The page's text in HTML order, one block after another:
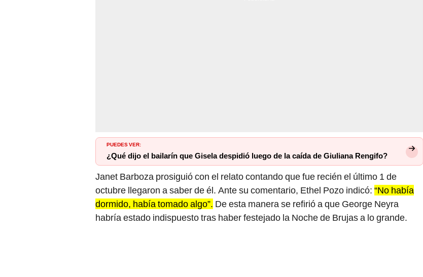
PUEDES VER:
¿Qué dijo el bailarín que Gisela despidió luego de la caída de Giuliana Rengifo?
Janet Barboza prosiguió con el relato contando que fue recién el último 1 de
octubre llegaron a saber de él. Ante su comentario, Ethel Pozo indicó: “No había
dormido, había tomado algo”. De esta manera se refirió a que George Neyra
habría estado indispuesto tras haber festejado la Noche de Brujas a lo grande.